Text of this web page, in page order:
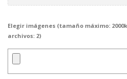
Elegir imágenes (tamaño máximo:
archivos: 2)